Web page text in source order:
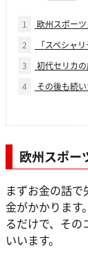
1
欧州スポー
2
「スペシャ
3
初代セリカ
4
その後も続
欧州スポー
まずお金の話
金がかかります
るだけで、そ
いいます。